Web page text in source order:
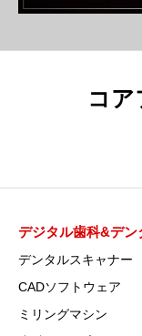
コア
デジタル歯科&デン
デンタルスキャナー
CADソフトウェア
ミリングマシン